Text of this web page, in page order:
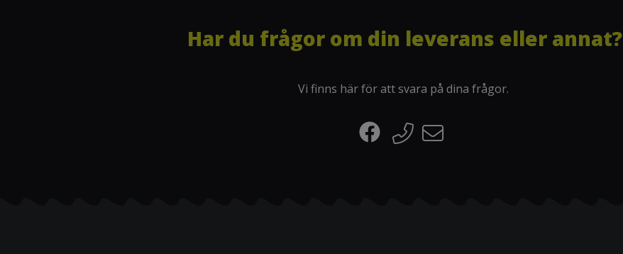
Har du frågor om din leverans eller annat?
Vi finns här för att svara på dina frågor.